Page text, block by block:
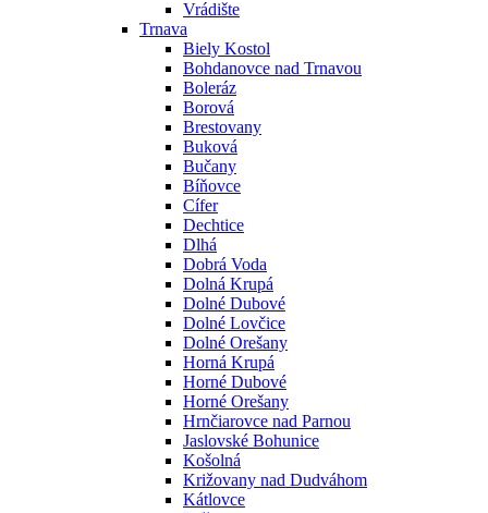
Vrádište
Trnava
Biely Kostol
Bohdanovce nad Trnavou
Boleráz
Borová
Brestovany
Buková
Bučany
Bíňovce
Cífer
Dechtice
Dlhá
Dobrá Voda
Dolná Krupá
Dolné Dubové
Dolné Lovčice
Dolné Orešany
Horná Krupá
Horné Dubové
Horné Orešany
Hrnčiarovce nad Parnou
Jaslovské Bohunice
Košolná
Križovany nad Dudváhom
Kátlovce